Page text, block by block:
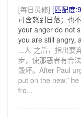
[每日灵修] [匹配度
可含怒到日落；也
your anger do not
you are still angry,
...人”之后，指出
步，使那恶者有合
毁坏。After Paul
put on the new,”
fro...